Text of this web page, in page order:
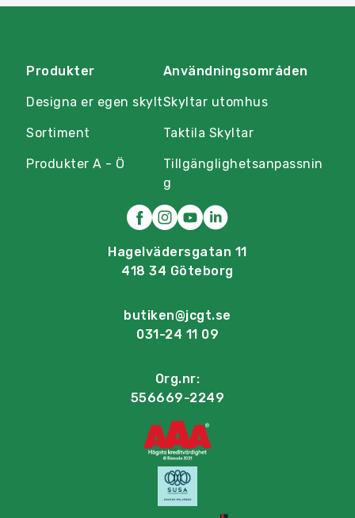
Produkter
Designa er egen skylt
Sortiment
Produkter A - Ö
Användningsområden
Skyltar utomhus
Taktila Skyltar
Tillgänglighetsanpassnin
g
Hagelvädersgatan 11
418 34 Göteborg
butiken@jcgt.se
031-24 11 09
Org.nr:
556669-2249